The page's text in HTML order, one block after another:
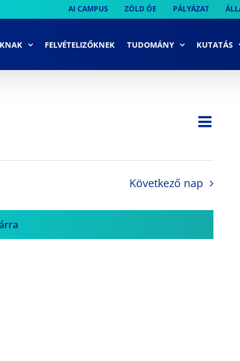
AI CAMPUS ZÖLD ÓE PÁLYÁZAT
FELVÉTELIZŐKNEK TUDOMÁNY KUTATÁS
Nap
Következő nap